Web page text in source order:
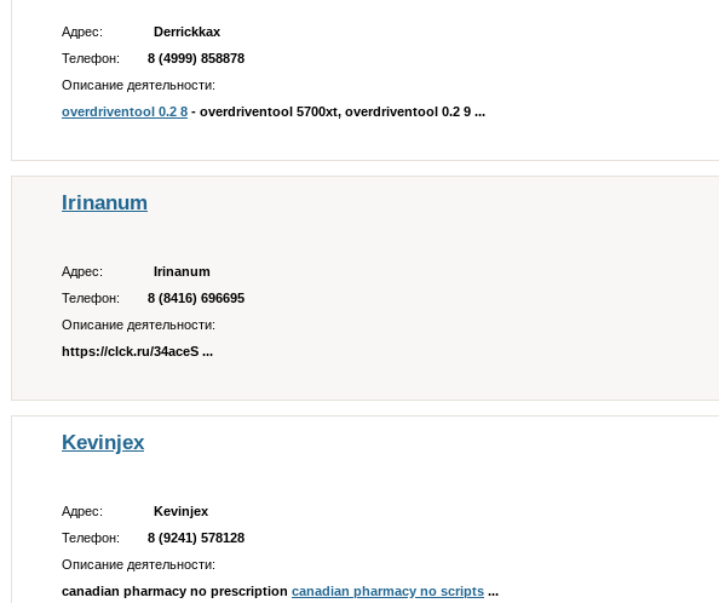
Адрес:
Derrickkax
Телефон:
8 (4999) 858878
Описание деятельности:
overdriventool 0.2 8 - overdriventool 5700xt, overdriventool 0.2 9 ...
Irinanum
Адрес:
Irinanum
Телефон:
8 (8416) 696695
Описание деятельности:
https://clck.ru/34aceS ...
Kevinjex
Адрес:
Kevinjex
Телефон:
8 (9241) 578128
Описание деятельности:
canadian pharmacy no prescription canadian pharmacy no scripts ...